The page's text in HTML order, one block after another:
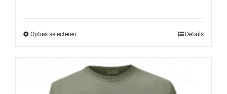
Opties selecteren Details